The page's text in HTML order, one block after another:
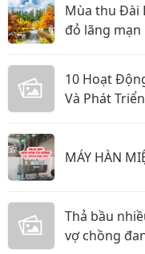
Mùa thu Đài
đỏ lãng mạn
10 Hoạt
Và Phát
MÁY HÀN
Thả bầu
vợ chồng